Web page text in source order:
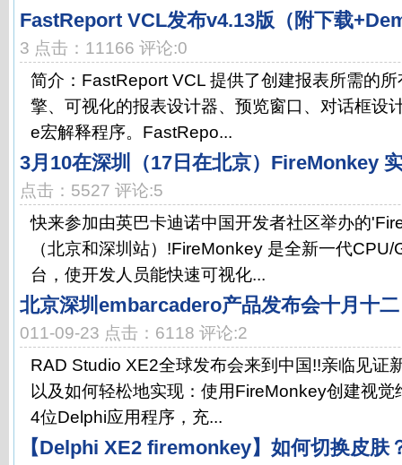
FastReport VCL发布v4.13版（附下载
3 点击：11166 评论:0
简介：FastReport VCL 提供了创建报表所需的
擎、可视化的报表设计器、预览窗口、对话框设
e宏解释程序。FastRepo...
3月10在深圳（17日在北京）FireMonkey
点击：5527 评论:5
快来参加由英巴卡迪诺中国开发者社区举办的
（北京和深圳站）!FireMonkey 是全新一代
台，使开发人员能快速可视化...
北京深圳embarcadero产品发布会十月十
011-09-23 点击：6118 评论:2
RAD Studio XE2全球发布会来到中国!!亲临见证
以及如何轻松地实现：使用FireMonkey创建视
4位Delphi应用程序，充...
【Delphi XE2 firemonkey】如何切换皮肤